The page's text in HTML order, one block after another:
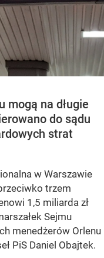
mogą na długie
do sądu
strat
w Warszawie
trzem
1,5 miliarda zł
Sejmu
menedżerów Orlenu
PiS Daniel Obajtek.